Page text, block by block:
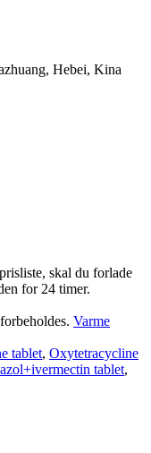
Hebei, Kina
skal du forlade
for 24 timer.
Varme
tablet, Oxytetracycline
tablet,